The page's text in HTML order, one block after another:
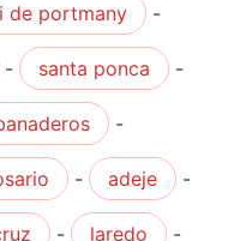
de portmany -
- santa ponca -
-
- adeje -
- laredo -